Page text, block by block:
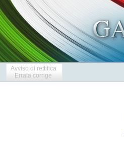
Avviso di rettifica
Errata corrige